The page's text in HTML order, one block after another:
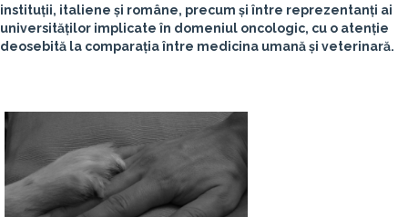
instituții, italiene și române, precum și între reprezentanți ai
universităților implicate în domeniul oncologic, cu o atenție
deosebită la comparația între medicina umană și veterinară.